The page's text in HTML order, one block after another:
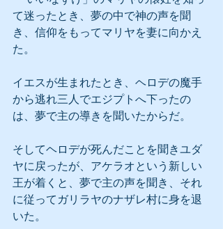
て迷ったとき、夢の中で神の声を聞
き、信仰をもってマリヤを妻に向かえ
た。
イエスが生まれたとき、ヘロデの魔手
から逃れ三人でエジプトへ下ったの
は、夢で主の導きを聞いたからだ。
そしてヘロデが死んだことを聞きユダ
ヤに戻ったが、アケラオという新しい
王が着くと、夢で主の声を聞き、それ
に従ってガリラヤのナザレ村に身を退
いた。